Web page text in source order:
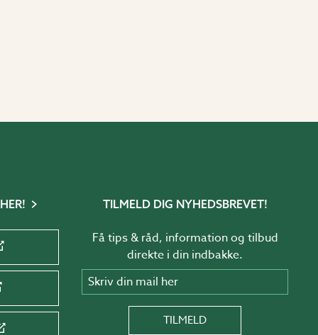
TILMELD DIG NYHEDSBREVET!
Få tips & råd, information og tilbud
direkte i din indbakke.
Skriv din mail her
TILMELD